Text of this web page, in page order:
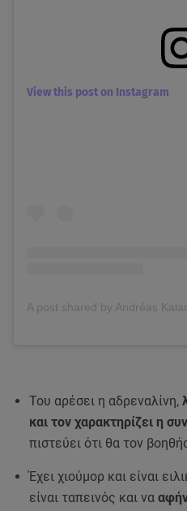
View this post on Instagram
Του αρέσει η αδρεναλίνη,
και τον χαρακτηρίζει η
πιστεύει ότι θα τον
Έχει χιούμορ και είναι
είναι ταπεινός και να